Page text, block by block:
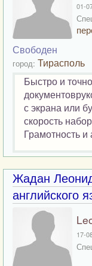
01-
Свободен
город: Тирасполь
Быстро и
с экрана или
скорость
Грамотность и
Жадан
английского
17-